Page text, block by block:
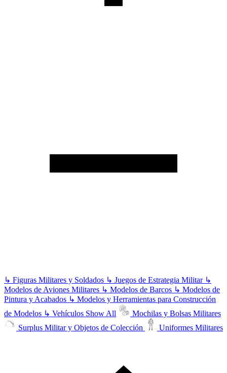
↳ Figuras Militares y Soldados ↳ Juegos de Estrategia Militar ↳
Modelos de Aviones Militares ↳ Modelos de Barcos ↳ Modelos de
Pintura y Acabados ↳ Modelos y Herramientas para Construcción
de Modelos ↳ Vehículos Show All
Mochilas y Bolsas Militares
Surplus Militar y Objetos de Colección
Uniformes Militares